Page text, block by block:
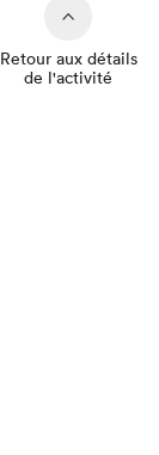
Retour aux détails
de l'activité